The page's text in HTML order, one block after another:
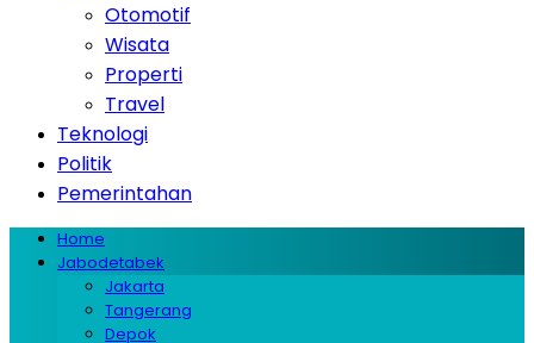
Otomotif
Wisata
Properti
Travel
Teknologi
Politik
Pemerintahan
Home
Jabodetabek
Jakarta
Tangerang
Depok